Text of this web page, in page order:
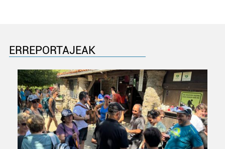
ERREPORTAJEAK